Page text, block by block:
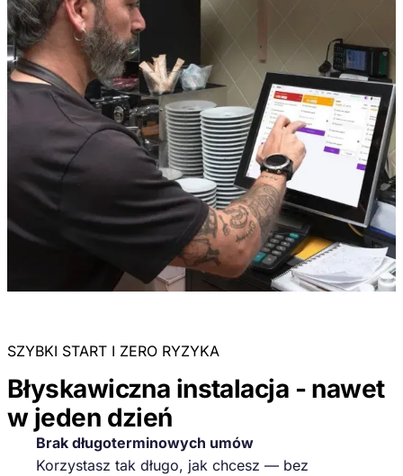
SZYBKI START I ZERO RYZYKA
Błyskawiczna instalacja - nawet
w jeden dzień
Brak długoterminowych umów
Korzystasz tak długo, jak chcesz — bez